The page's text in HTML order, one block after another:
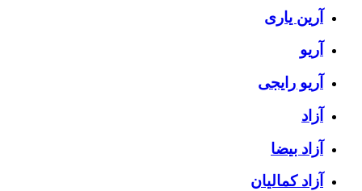
آرین یاری
آریو
آریو رایجی
آزاد
آزاد بیضا
آزاد کمالیان